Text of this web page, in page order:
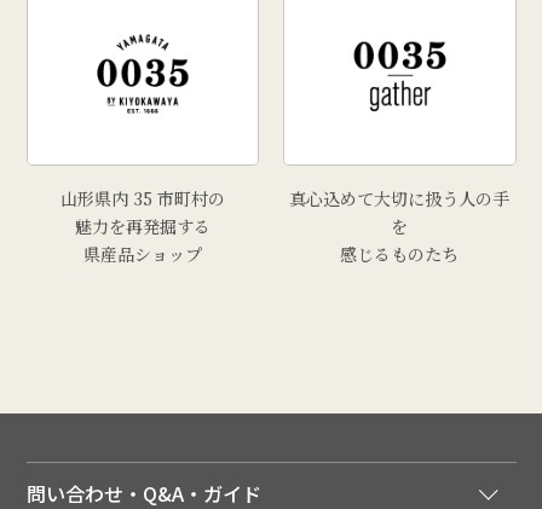
山形県内 35 市町村の
魅力を再発掘する
県産品ショップ
真心込めて大切に扱う人の手
を
感じるものたち
問い合わせ・Q&A・ガイド